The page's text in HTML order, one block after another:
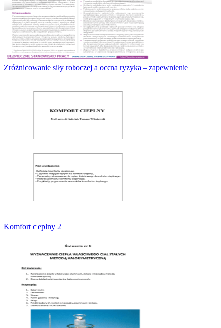
Zróżnicowanie siły roboczej a ocena ryzyka – zapewnienie
Komfort cieplny 2